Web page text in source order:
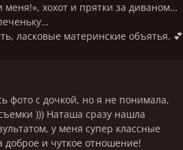
хохот и прятки за диваном…
ласковые материнские объятья. 💕
фото с дочкой, но я не понимала,
))) Наташа сразу нашла
у меня супер классные
доброе и чуткое отношение!